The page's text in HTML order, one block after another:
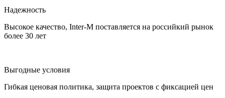
Надежность
Высокое качество, Inter-M поставляется на российкий рынок
более 30 лет
Выгодные условия
Гибкая ценовая политика, защита проектов с фиксацией цен